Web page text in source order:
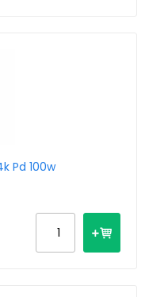
Pd 100w